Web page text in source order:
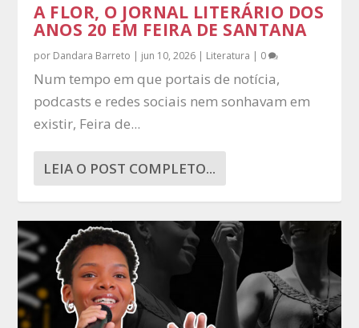
A FLOR, O JORNAL LITERÁRIO DOS
ANOS 20 EM FEIRA DE SANTANA
por Dandara Barreto | jun 10, 2026 | Literatura | 0
Num tempo em que portais de notícia,
podcasts e redes sociais nem sonhavam em
existir, Feira de...
LEIA O POST COMPLETO...